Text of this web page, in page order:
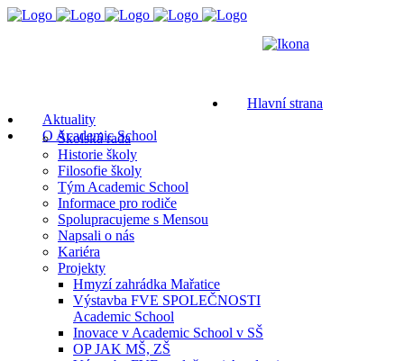
Hlavní strana
Aktuality
O Academic School
Školská rada
Historie školy
Filosofie školy
Tým Academic School
Informace pro rodiče
Spolupracujeme s Mensou
Napsali o nás
Kariéra
Projekty
Hmyzí zahrádka Mařatice
Výstavba FVE SPOLEČNOSTI
Academic School
Inovace v Academic School v SŠ
OP JAK MŠ, ZŠ